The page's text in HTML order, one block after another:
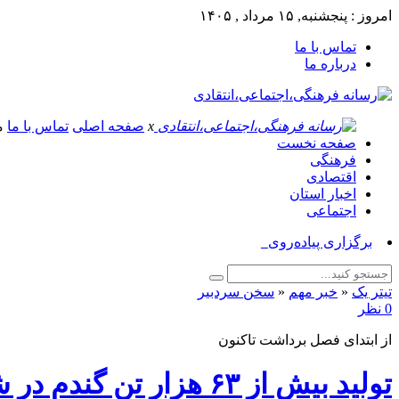
امروز : پنجشنبه, ۱۵ مرداد , ۱۴۰۵
تماس با ما
درباره ما
x صفحه اصلی تماس با ما
صفحه نخست
فرهنگی
اقتصادی
اخبار استان
اجتماعی
برگزاری پیاده‌روی «جاماندگان ار_
تیتر یک « خبر مهم « سخن سردبیر
0 نظر
از ابتدای فصل برداشت تاکنون
تولید بیش از ۶۳ هزار تن گندم در شهرستان ازنا